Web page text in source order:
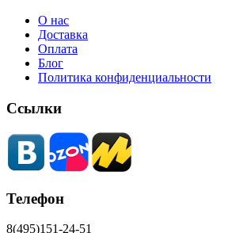
О нас
Доставка
Оплата
Блог
Политика конфиденциальности
Ссылки
Телефон
8(495)151-24-51